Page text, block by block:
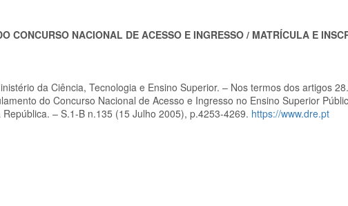
CONCURSO NACIONAL DE ACESSO E INGRESSO / MATRÍCULA E
da Ciência, Tecnologia e Ensino Superior. – Nos termos dos artigos
do Concurso Nacional de Acesso e Ingresso no Ensino Superior
– S.1-B n.135 (15 Julho 2005), p.4253-4269. https://www.dre.pt